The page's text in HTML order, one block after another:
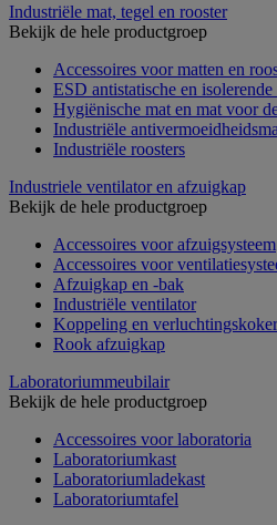
Industriële mat, tegel en rooster
Bekijk de hele productgroep
Accessoires voor matten en
ESD antistatische en isolerende
Hygiënische mat en mat voor
Industriële
Industriële roosters
Industriele ventilator en afzuigkap
Bekijk de hele productgroep
Accessoires voor afzuigsysteem
Accessoires voor
Afzuigkap en -bak
Industriële ventilator
Koppeling en verluchtingskoker
Rook afzuigkap
Laboratoriummeubilair
Bekijk de hele productgroep
Accessoires voor laboratoria
Laboratoriumkast
Laboratoriumladekast
Laboratoriumtafel